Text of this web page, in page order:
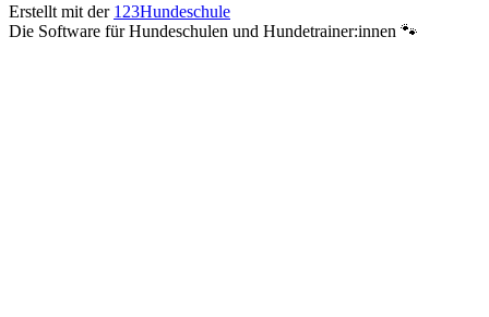
Erstellt mit der 123Hundeschule
Die Software für Hundeschulen und Hundetrainer:innen 🐾